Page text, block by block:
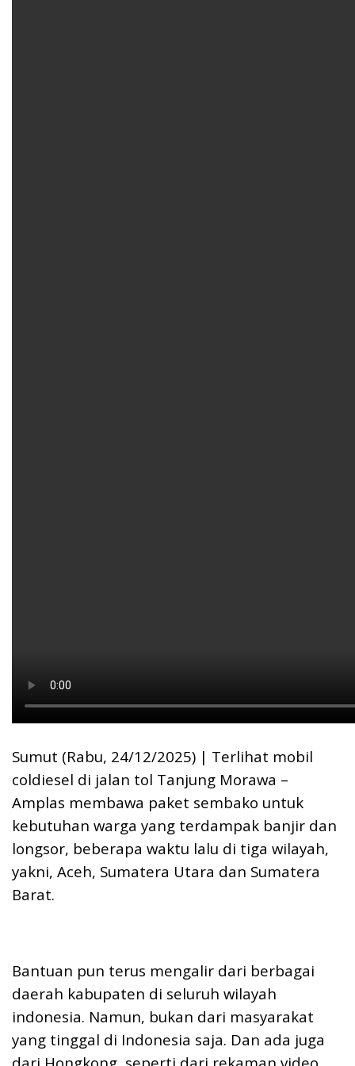
Sumut (Rabu, 24/12/2025) | Terlihat mobil
coldiesel di jalan tol Tanjung Morawa –
Amplas membawa paket sembako untuk
kebutuhan warga yang terdampak banjir dan
longsor, beberapa waktu lalu di tiga wilayah,
yakni, Aceh, Sumatera Utara dan Sumatera
Barat.
Bantuan pun terus mengalir dari berbagai
daerah kabupaten di seluruh wilayah
indonesia. Namun, bukan dari masyarakat
yang tinggal di Indonesia saja. Dan ada juga